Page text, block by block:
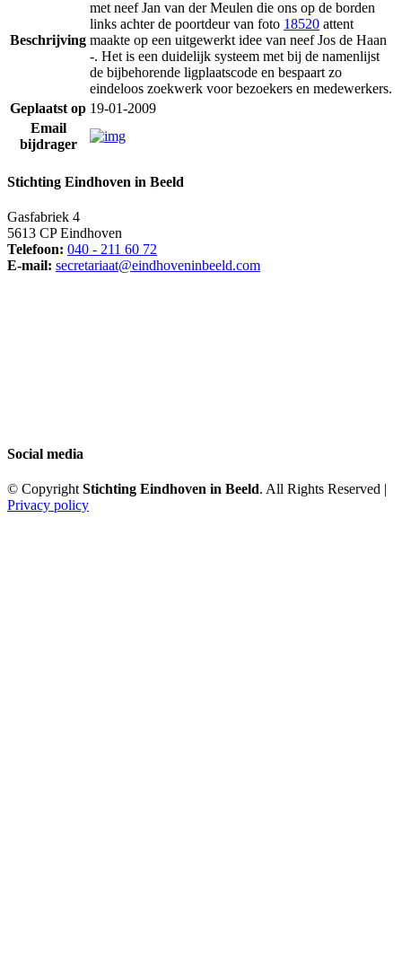
Beschrijving
met neef Jan van der Meulen die ons op de borden
links achter de poortdeur van foto 18520 attent
maakte op een uitgewerkt idee van neef Jos de Haan
-. Het is een duidelijk systeem met bij de namenlijst
de bijbehorende ligplaatscode en bespaart zo
eindeloos zoekwerk voor bezoekers en medewerkers.
Geplaatst op 19-01-2009
Email
bijdrager
Stichting Eindhoven in Beeld
Gasfabriek 4
5613 CP Eindhoven
Telefoon: 040 - 211 60 72
E-mail: secretariaat@eindhoveninbeeld.com
Social media
© Copyright Stichting Eindhoven in Beeld. All Rights Reserved |
Privacy policy